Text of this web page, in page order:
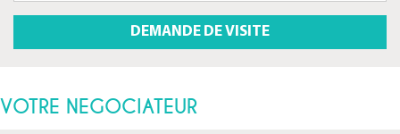
VOTRE NEGOCIATEUR